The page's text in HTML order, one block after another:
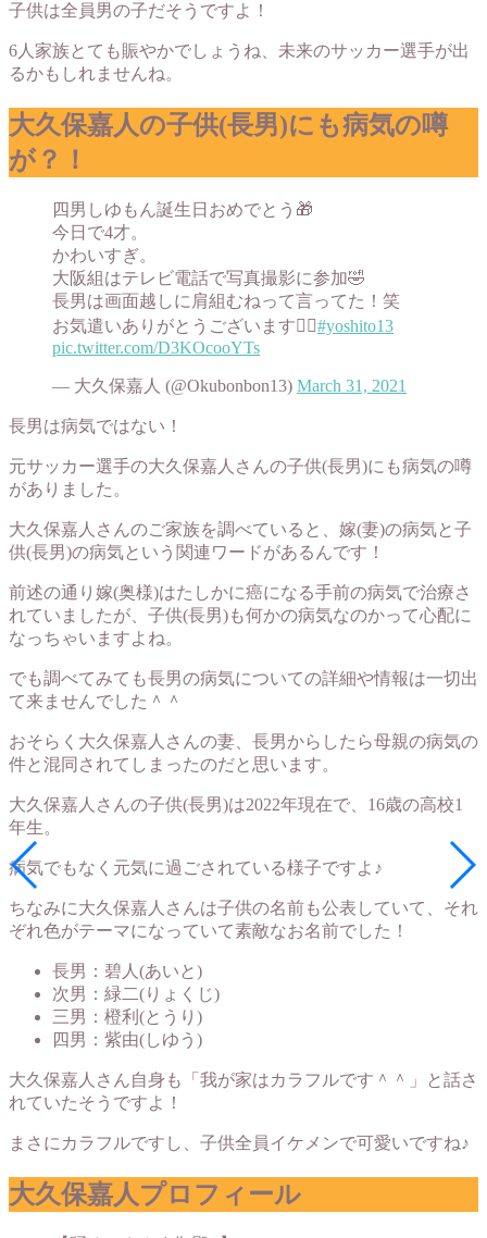
子供は全員男の子だそうですよ！
6人家族とても賑やかでしょうね、未来のサッカー選手が出
るかもしれませんね。
大久保嘉人の子供(長男)にも病気の噂
が？！
四男しゆもん誕生日おめでとう🎁
今日で4才。
かわいすぎ。
大阪組はテレビ電話で写真撮影に参加🤣
長男は画面越しに肩組むねって言ってた！笑
お気遣いありがとうございます🙇‍♂️#yoshito13
pic.twitter.com/D3KOcooYTs
— 大久保嘉人 (@Okubonbon13) March 31, 2021
長男は病気ではない！
元サッカー選手の大久保嘉人さんの子供(長男)にも病気の噂
がありました。
大久保嘉人さんのご家族を調べていると、嫁(妻)の病気と子
供(長男)の病気という関連ワードがあるんです！
前述の通り嫁(奥様)はたしかに癌になる手前の病気で治療さ
れていましたが、子供(長男)も何かの病気なのかって心配に
なっちゃいますよね。
でも調べてみても長男の病気についての詳細や情報は一切出
て来ませんでした＾＾
おそらく大久保嘉人さんの妻、長男からしたら母親の病気の
件と混同されてしまったのだと思います。
大久保嘉人さんの子供(長男)は2022年現在で、16歳の高校1
年生。
病気でもなく元気に過ごされている様子ですよ♪
ちなみに大久保嘉人さんは子供の名前も公表していて、それ
ぞれ色がテーマになっていて素敵なお名前でした！
長男：碧人(あいと)
次男：緑二(りょくじ)
三男：橙利(とうり)
四男：紫由(しゆう)
大久保嘉人さん自身も「我が家はカラフルです＾＾」と話さ
れていたそうですよ！
まさにカラフルですし、子供全員イケメンで可愛いですね♪
大久保嘉人プロフィール